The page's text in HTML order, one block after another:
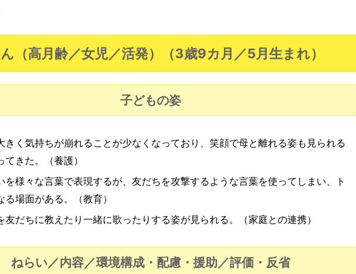
（高月齢／女児／活発）（3歳9カ月／5月生まれ）
子どもの姿
きく気持ちが崩れることが少なくなっており、笑顔で母と離れる姿も見られる
てきた。（養護）
を様々な言葉で表現するが、友だちを攻撃するような言葉を使ってしまい、ト
る場面がある。（教育）
友だちに教えたり一緒に歌ったりする姿が見られる。（家庭との連携）
ねらい／内容／環境構成・配慮・援助／評価・反省